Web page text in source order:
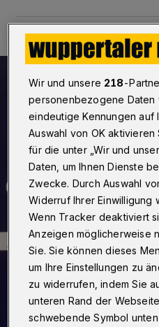
Wir und unsere 218-
personenbezogene
eindeutige Kennungen auf
Auswahl von OK
für die unter „Wir und
Daten, um Ihnen Dienste
Zwecke. Durch Auswahl
Widerruf Ihrer Einwilligung
Wenn Tracker deaktiviert
Anzeigen möglicherweise
Sie. Sie können dieses
um Ihre Einstellungen zu
zu widerrufen, indem Sie
unteren Rand der
schwebende Symbol